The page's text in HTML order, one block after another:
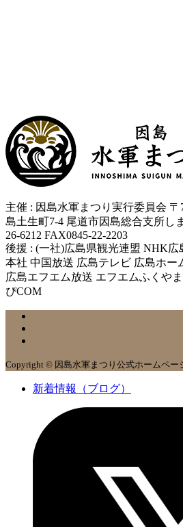
主催 : 因島水軍まつり実行委員会 〒
島土生町7-4 尾道市因島総合支所し
26-6212 FAX0845-22-2203
後援 : (一社)広島県観光連盟 NHK広
本社 中国放送 広島テレビ 広島ホー
広島エフエム放送 エフエムふくや
ぴCOM
Copyright © 因島水軍まつり公式ホームペー
新着情報（ブログ）